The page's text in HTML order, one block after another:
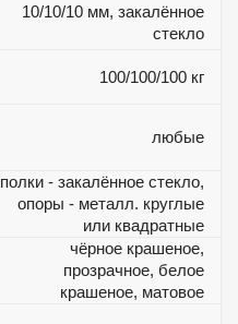
10/10/10 мм, закалённое
стекло
100/100/100 кг
любые
полки - закалённое стекло,
опоры - металл. круглые
или квадратные
чёрное крашеное,
прозрачное, белое
крашеное, матовое